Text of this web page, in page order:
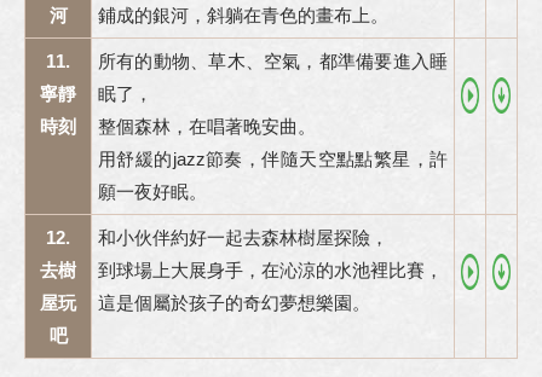
河
鋪成的銀河，斜躺在青色的畫布上。
11.
寧靜
時刻
所有的動物、草木、空氣，都準備要進入睡
眠了，
整個森林，在唱著晚安曲。
用舒緩的jazz節奏，伴隨天空點點繁星，許
願一夜好眠。
12.
去樹
屋玩
吧
和小伙伴約好一起去森林樹屋探險，
到球場上大展身手，在沁涼的水池裡比賽，
這是個屬於孩子的奇幻夢想樂園。